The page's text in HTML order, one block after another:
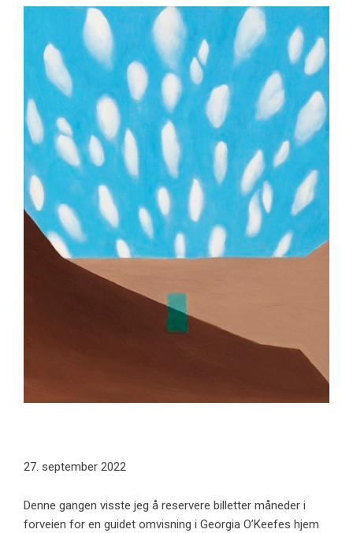
27. september 2022
Denne gangen visste jeg å reservere billetter måneder i
forveien for en guidet omvisning i Georgia O’Keefes hjem